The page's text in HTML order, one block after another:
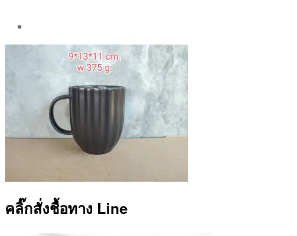
By
คลิ๊กสั่งชื้อทาง Line